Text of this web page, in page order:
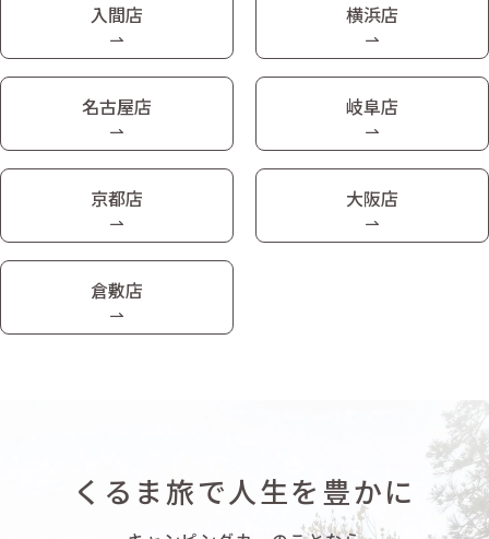
入間店 横浜店
名古屋店 岐阜店
京都店 大阪店
倉敷店
くるま旅で人生を豊かに